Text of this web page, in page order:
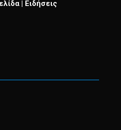
| Ειδήσεις